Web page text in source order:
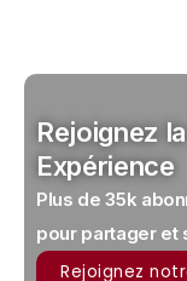
Rejoignez
Expérience
Plus de 35k
pour partager et
Rejoignez